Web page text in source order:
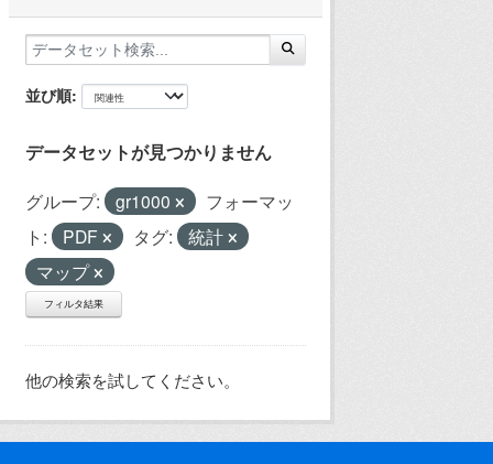
並び順
データセットが見つかりません
グループ: gr1000
フォーマッ
ト:
PDF タグ:
統計
マップ
フィルタ結果
他の検索を試してください。